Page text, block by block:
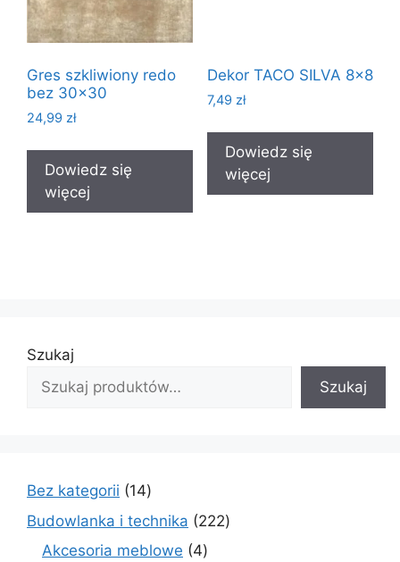
Gres szkliwiony redo
bez 30×30
24,99 zł
Dowiedz się
więcej
Dekor TACO SILVA 8×8
7,49 zł
Dowiedz się
więcej
Szukaj
Szukaj
Bez kategorii 1414
produktów
Budowlanka i technika 222222
Akcesoria meblowe 44